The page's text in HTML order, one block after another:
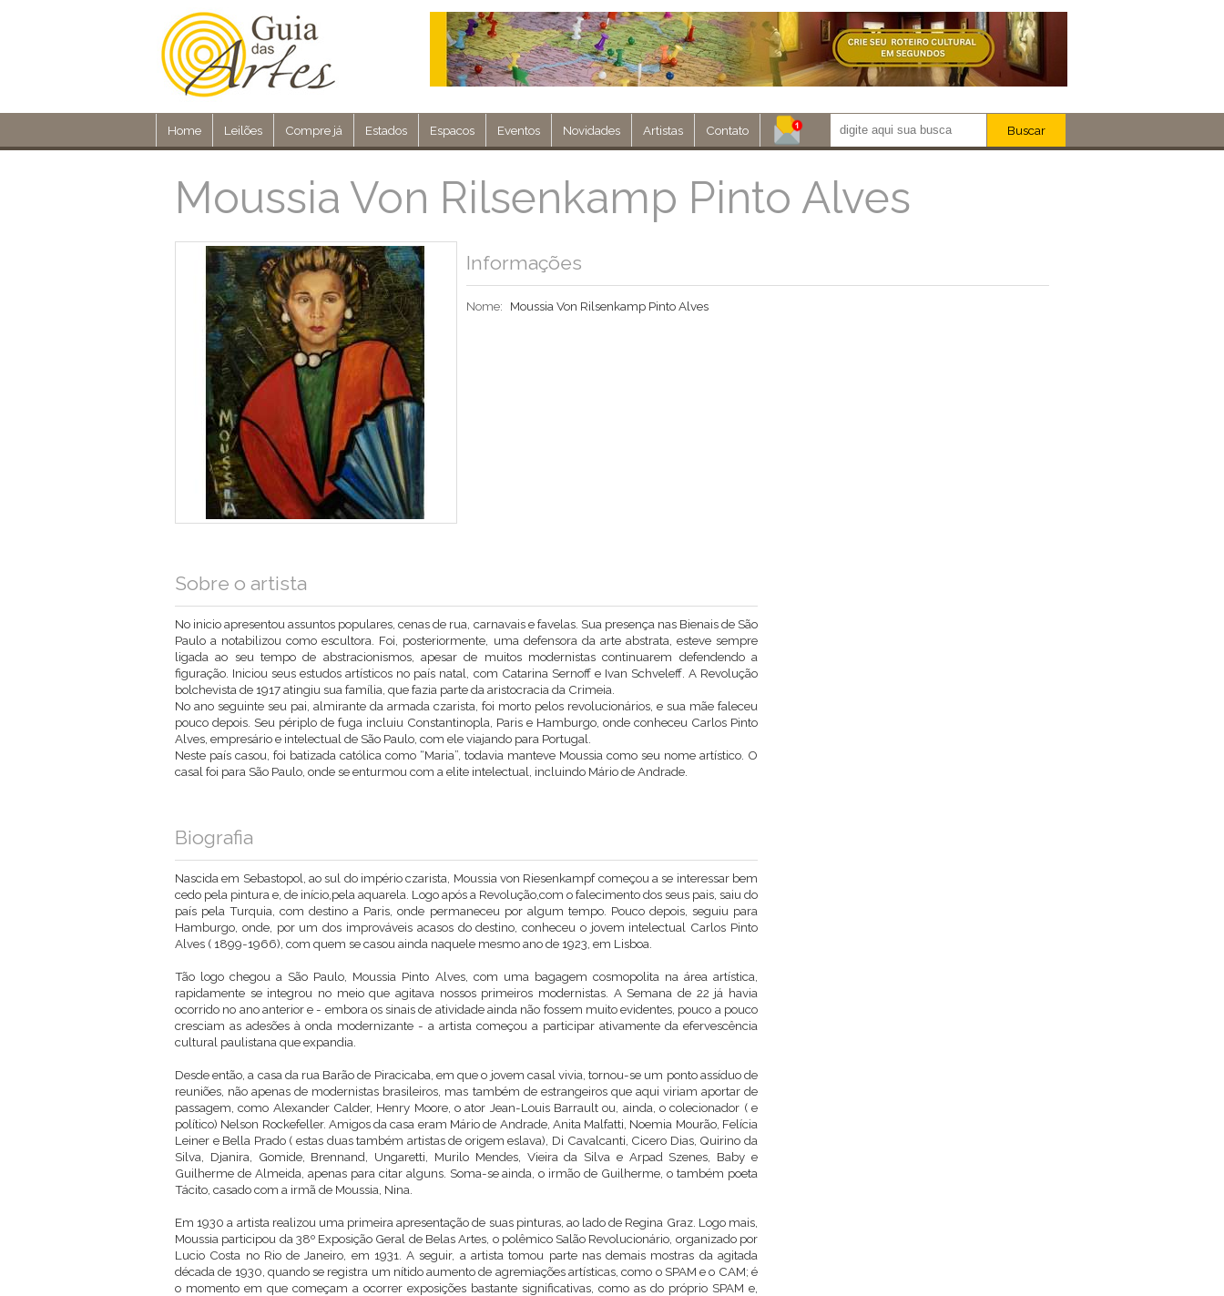
Home Leilões Compre já Estados Espacos Eventos Novidades Artistas Contato Buscar
Moussia Von Rilsenkamp Pinto Alves
Informações
Nome: Moussia Von Rilsenkamp Pinto Alves
Sobre o artista
No inicio apresentou assuntos populares, cenas de rua, carnavais e favelas. Sua presença nas Bienais de São
Paulo a notabilizou como escultora. Foi, posteriormente, uma defensora da arte abstrata, esteve sempre
ligada ao seu tempo de abstracionismos, apesar de muitos modernistas continuarem defendendo a
figuração. Iniciou seus estudos artísticos no país natal, com Catarina Sernoff e Ivan Schveleff. A Revolução
bolchevista de 1917 atingiu sua família, que fazia parte da aristocracia da Crimeia.
No ano seguinte seu pai, almirante da armada czarista, foi morto pelos revolucionários, e sua mãe faleceu
pouco depois. Seu périplo de fuga incluiu Constantinopla, Paris e Hamburgo, onde conheceu Carlos Pinto
Alves, empresário e intelectual de São Paulo, com ele viajando para Portugal.
Neste país casou, foi batizada católica como “Maria”, todavia manteve Moussia como seu nome artístico. O
casal foi para São Paulo, onde se enturmou com a elite intelectual, incluindo Mário de Andrade.
Biografia
Nascida em Sebastopol, ao sul do império czarista, Moussia von Riesenkampf começou a se interessar bem
cedo pela pintura e, de início,pela aquarela. Logo após a Revolução,com o falecimento dos seus pais, saiu do
país pela Turquia, com destino a Paris, onde permaneceu por algum tempo. Pouco depois, seguiu para
Hamburgo, onde, por um dos improváveis acasos do destino, conheceu o jovem intelectual Carlos Pinto
Alves ( 1899-1966), com quem se casou ainda naquele mesmo ano de 1923, em Lisboa.
Tão logo chegou a São Paulo, Moussia Pinto Alves, com uma bagagem cosmopolita na área artística,
rapidamente se integrou no meio que agitava nossos primeiros modernistas. A Semana de 22 já havia
ocorrido no ano anterior e - embora os sinais de atividade ainda não fossem muito evidentes, pouco a pouco
cresciam as adesões à onda modernizante - a artista começou a participar ativamente da efervescência
cultural paulistana que expandia.
Desde então, a casa da rua Barão de Piracicaba, em que o jovem casal vivia, tornou-se um ponto assíduo de
reuniões, não apenas de modernistas brasileiros, mas também de estrangeiros que aqui viriam aportar de
passagem, como Alexander Calder, Henry Moore, o ator Jean-Louis Barrault ou, ainda, o colecionador ( e
político) Nelson Rockefeller. Amigos da casa eram Mário de Andrade, Anita Malfatti, Noemia Mourão, Felícia
Leiner e Bella Prado ( estas duas também artistas de origem eslava), Di Cavalcanti, Cicero Dias, Quirino da
Silva, Djanira, Gomide, Brennand, Ungaretti, Murilo Mendes, Vieira da Silva e Arpad Szenes, Baby e
Guilherme de Almeida, apenas para citar alguns. Soma-se ainda, o irmão de Guilherme, o também poeta
Tácito, casado com a irmã de Moussia, Nina.
Em 1930 a artista realizou uma primeira apresentação de suas pinturas, ao lado de Regina Graz. Logo mais,
Moussia participou da 38º Exposição Geral de Belas Artes, o polêmico Salão Revolucionário, organizado por
Lucio Costa no Rio de Janeiro, em 1931. A seguir, a artista tomou parte nas demais mostras da agitada
década de 1930, quando se registra um nítido aumento de agremiações artísticas, como o SPAM e o CAM; é
o momento em que começam a ocorrer exposições bastante significativas, como as do próprio SPAM e,